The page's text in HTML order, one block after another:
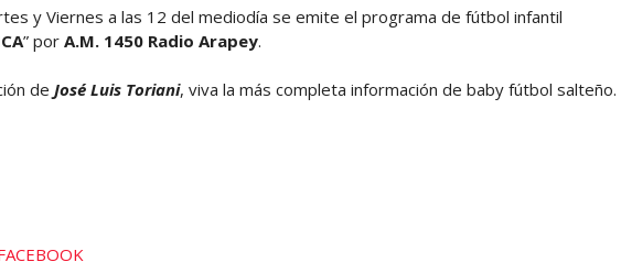
y Viernes a las 12 del mediodía se emite el programa de fútbol infantil
” por A.M. 1450 Radio Arapey.
de José Luis Toriani, viva la más completa información de baby fútbol salteño.